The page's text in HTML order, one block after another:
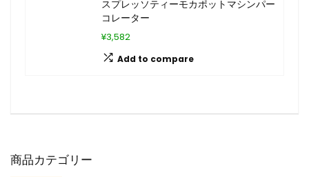
スプレッソティーモカポットマシンパー
コレーター
¥3,582
Add to compare
商品カテゴリー